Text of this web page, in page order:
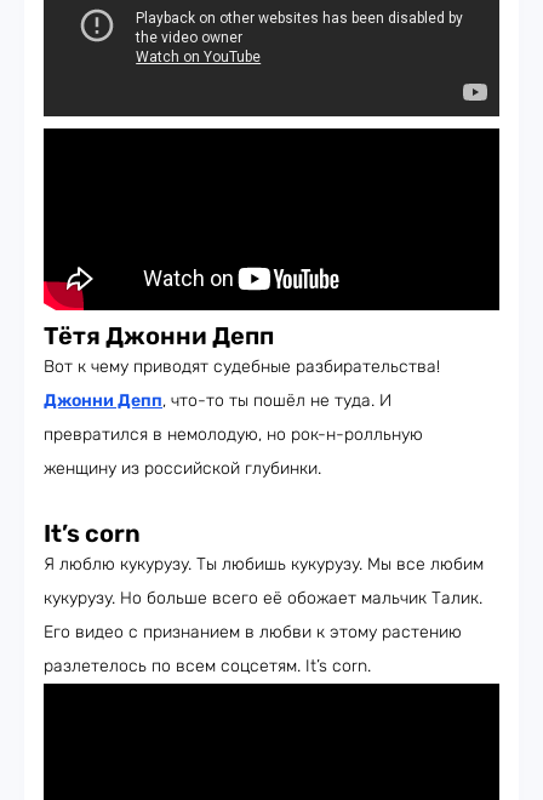
Тётя Джонни Депп
Вот к чему приводят судебные разбирательства!
Джонни Депп, что-то ты пошёл не туда. И
превратился в немолодую, но рок-н-ролльную
женщину из российской глубинки.
It’s corn
Я люблю кукурузу. Ты любишь кукурузу. Мы все любим
кукурузу. Но больше всего её обожает мальчик Талик.
Его видео с признанием в любви к этому растению
разлетелось по всем соцсетям. It’s corn.